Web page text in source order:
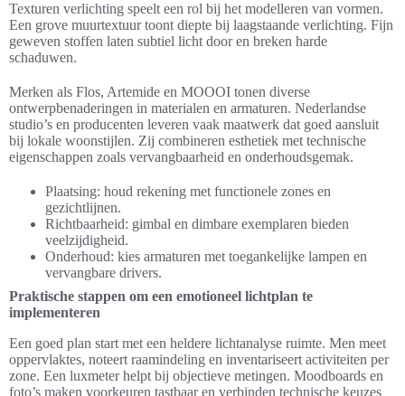
Texturen verlichting speelt een rol bij het modelleren van vormen.
Een grove muurtextuur toont diepte bij laagstaande verlichting. Fijn
geweven stoffen laten subtiel licht door en breken harde
schaduwen.
Merken als Flos, Artemide en MOOOI tonen diverse
ontwerpbenaderingen in materialen en armaturen. Nederlandse
studio’s en producenten leveren vaak maatwerk dat goed aansluit
bij lokale woonstijlen. Zij combineren esthetiek met technische
eigenschappen zoals vervangbaarheid en onderhoudsgemak.
Plaatsing: houd rekening met functionele zones en
gezichtlijnen.
Richtbaarheid: gimbal en dimbare exemplaren bieden
veelzijdigheid.
Onderhoud: kies armaturen met toegankelijke lampen en
vervangbare drivers.
Praktische stappen om een emotioneel lichtplan te
implementeren
Een goed plan start met een heldere lichtanalyse ruimte. Men meet
oppervlaktes, noteert raamindeling en inventariseert activiteiten per
zone. Een luxmeter helpt bij objectieve metingen. Moodboards en
foto’s maken voorkeuren tastbaar en verbinden technische keuzes